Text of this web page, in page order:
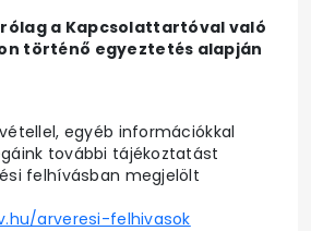
a Kapcsolattartóval való
történő egyeztetés alapján
egyéb információkkal
további tájékoztatást
felhívásban megjelölt
arveresi-felhivasok